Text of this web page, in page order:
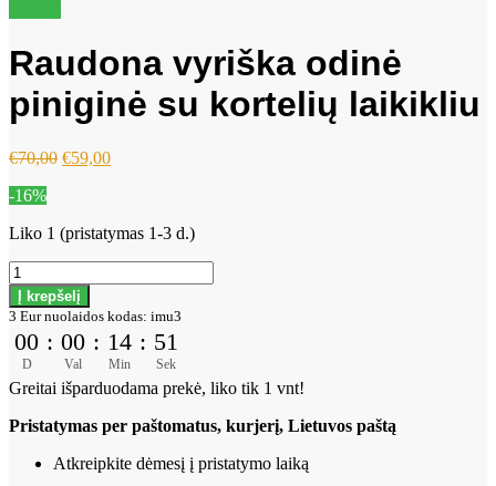
Raudona vyriška odinė
piniginė su kortelių laikikliu
€70,00 Original
€59,00Current
-16%
Liko 1 (pristatymas 1-3 d.)
produkto
kiekis:
Raudona
vyriška
odinė
piniginė
su
laikikliu
Į krepšelį
3 Eur nuolaidos kodas: imu3
00
D
: 00
Val
: 14
Min
: 49
Sek
Greitai išparduodama prekė, liko tik 1 vnt!
Pristatymas per paštomatus, kurjerį, Lietuvos paštą
Atkreipkite dėmesį į pristatymo laiką